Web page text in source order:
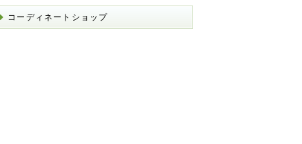
コーディネートショップ